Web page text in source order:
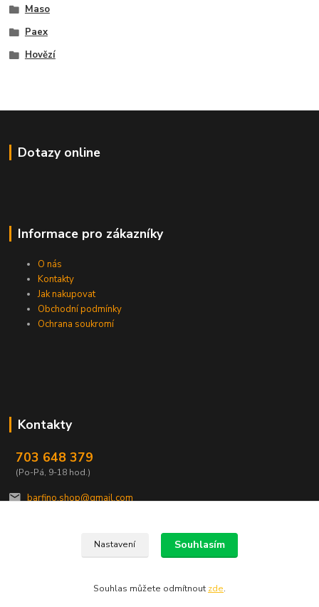
Maso
Paex
Hovězí
Dotazy online
Informace pro zákazníky
O nás
Kontakty
Jak nakupovat
Obchodní podmínky
Ochrana soukromí
Kontakty
703 648 379
(Po-Pá, 9-18 hod.)
barfino.shop@gmail.com
Nastavení Souhlasím
Souhlas můžete odmítnout zde.